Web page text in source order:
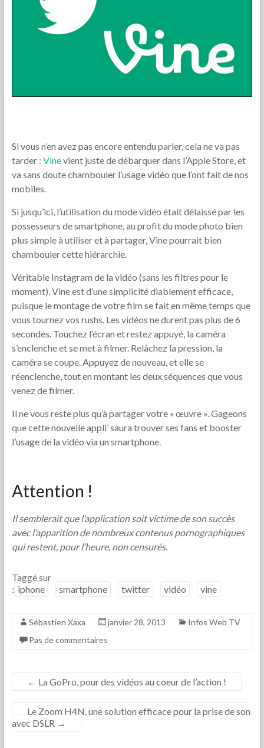
Si vous n’en avez pas encore entendu parler, cela ne va pas
tarder : Vinevient juste de débarquer dans l’Apple Store, et
va sans doute chambouler l’usage vidéo que l’ont fait de nos
mobiles.
Si jusqu’ici, l’utilisation du mode vidéo était délaissé par les
possesseurs de smartphone, au profit du mode photo bien
plus simple à utiliser et à partager, Vine pourrait bien
chambouler cette hiérarchie.
Véritable Instagram de la vidéo (sans les filtres pour le
moment), Vine est d’une simplicité diablement efficace,
puisque le montage de votre film se fait en même temps que
vous tournez vos rushs. Les vidéos ne durent pas plus de 6
secondes. Touchez l’écran et restez appuyé, la caméra
s’enclenche et se met à filmer. Relâchez la pression, la
caméra se coupe. Appuyez de nouveau, et elle se
réenclenche, tout en montant les deux séquences que vous
venez de filmer.
Il ne vous reste plus qu’à partager votre « œuvre ». Gageons
que cette nouvelle appli’ saura trouver ses fans et booster
l’usage de la vidéo via un smartphone.
Attention !
Il semblerait que l’application soit victime de son succès
avec l’apparition de nombreux contenus pornographiques
qui restent, pour l’heure, non censurés.
Taggé sur
: iphone smartphone twitter vidéo vine
Sébastien Xaxa janvier 28, 2013
Infos Web TV
Pas de commentaires
← La GoPro, pour des vidéos au coeur de l’action !
Le Zoom H4N, une solution efficace pour la prise de son
avec DSLR →